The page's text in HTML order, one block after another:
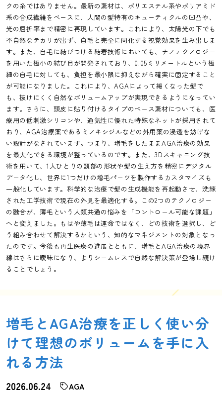
クの糸ではありません。最新の素材は、ポリエステル系やポリアミド
系の合成繊維をベースに、人間の髪特有のキューティクルの凹凸や、
光の屈折率まで精密に再現しています。これにより、太陽光の下でも
不自然なテカリが出ず、自毛と完全に同化する視覚効果を生み出しま
す。また、自毛に結びつける結着技術においても、ナノテクノロジー
を用いた極小の結び目が開発されており、0.05ミリメートルという極
細の自毛に対しても、負担を最小限に抑えながら確実に固定すること
が可能になりました。これにより、AGAによって細くなった髪で
も、抜けにくく自然なボリュームアップが実現できるようになってい
ます。さらに、頭皮に貼り付けるタイプのベース素材についても、医
療用の低刺激シリコンや、通気性に優れた特殊なネットが採用されて
おり、AGA治療薬であるミノキシジルなどの外用薬の浸透を妨げな
い設計がなされています。つまり、増毛をしたままAGA治療の効果
を最大化できる環境が整っているのです。また、3Dスキャニング技
術を用いて、1人ひとりの頭部の形状や髪の生え方を精密にデジタル
データ化し、世界に1つだけの増毛パーツを製作するカスタマイズも
一般化しています。科学的な治療で髪の生成機能を再起動させ、洗練
された工学技術で現在の外見を最適化する。この2つのテクノロジー
の融合が、薄毛という人類共通の悩みを「コントロール可能な課題」
へと変えました。もはや薄毛は運命ではなく、どの技術を選択し、ど
う組み合わせて解決するかという、知的なマネジメントの対象となっ
たのです。今後も再生医療の進展とともに、増毛とAGA治療の境界
線はさらに曖昧になり、よりシームレスで自然な解決策が登場し続け
ることでしょう。
増毛とAGA治療を正しく使い分
けて理想のボリュームを手に入
れる方法
2026.06.24 AGA